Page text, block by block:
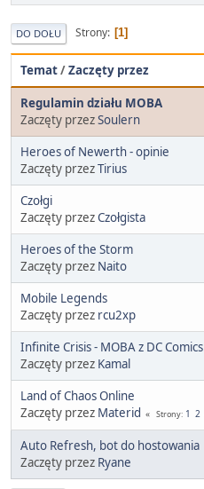
DO DOŁU Strony 1
Temat/Zaczęty przez
Regulamin działu MOBA
Zaczęty przezSoulern
Heroes of Newerth - opinie
Zaczęty przezTirius
Czołgi
Zaczęty przezCzołgista
Heroes of the Storm
Zaczęty przez Naito
Mobile Legends
Zaczęty przez rcu2xp
Infinite Crisis - MOBA z DC Comics
Zaczęty przez Kamal
Land of Chaos Online
Zaczęty przez Materid Strony 1 2
Auto Refresh, bot do hostowania
Zaczęty przez Ryane